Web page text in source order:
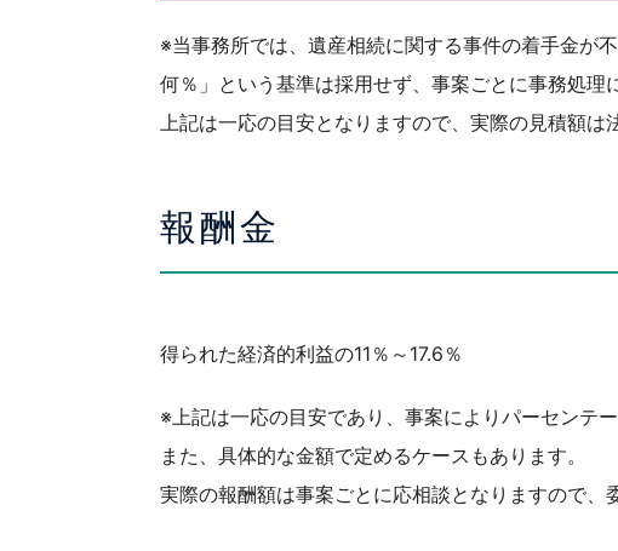
※当事務所では、遺産相続に関する事件の着手金が
何％」という基準は採用せず、事案ごとに事務処理
上記は一応の目安となりますので、実際の見積額は
報酬金
得られた経済的利益の11％～17.6％
※上記は一応の目安であり、事案によりパーセンテー
また、具体的な金額で定めるケースもあります。
実際の報酬額は事案ごとに応相談となりますので、